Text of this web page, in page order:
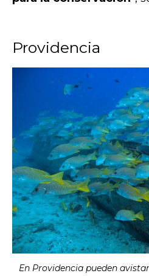
Providencia
En Providencia pueden